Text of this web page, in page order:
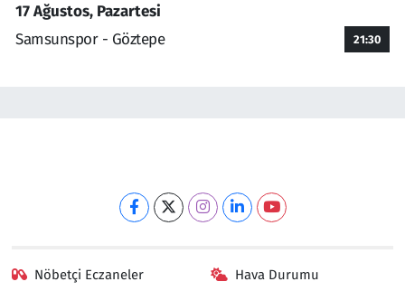
17 Ağustos, Pazartesi
Samsunspor - Göztepe
21:30
Nöbetçi Eczaneler Hava Durumu